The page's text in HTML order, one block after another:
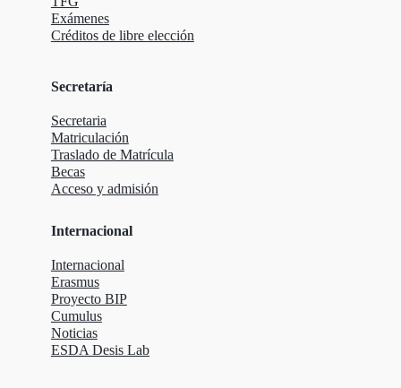
Exámenes
Créditos de libre elección
Secretaría
Secretaria
Matriculación
Traslado de Matrícula
Becas
Acceso y admisión
Internacional
Internacional
Erasmus
Proyecto BIP
Cumulus
Noticias
ESDA Desis Lab